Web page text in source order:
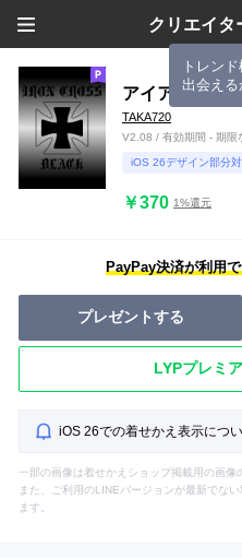
クリエイタ
トレン
出会える
アイアンクロ
TAKA720
V2.08 / 有効期間 - 期限
iOS 26デザイン部分
￥370 1%還元
PayPay決済が利用
プレゼントする
LYPプレミ
iOS 26での着せかえ表示につ
一部の画像は着せかえショップ掲載用の画像
また、ご利用のLINEバージョンが最新でな
ます。